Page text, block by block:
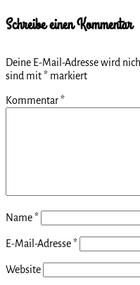
Schreibe einen Kommentar
Deine E-Mail-Adresse wird
sind mit* markiert
Kommentar*
Name*
E-Mail-Adresse*
Website